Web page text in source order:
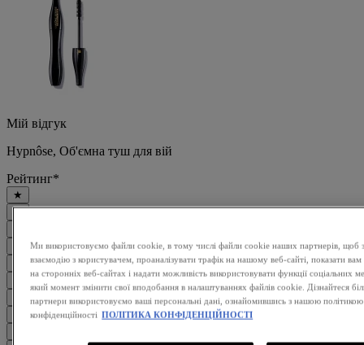
Мій відгук
Hypnôse, Об'ємна туш для вій
Рейтинг*
★
★
Ми використовуємо файли cookie, в тому числі файли cookie наших партнерів, щоб
взаємодію з користувачем, проаналізувати трафік на нашому веб-сайті, показати
на сторонніх веб-сайтах і надати можливість використовувати функції
який момент змінити свої вподобання в налаштуваннях файлів cookie. Дізнайтеся
партнери використовуємо ваші персональні дані, ознайомившись з нашою політикою
конфіденційності ПОЛІТИКА КОНФІДЕНЦІЙНОСТІ